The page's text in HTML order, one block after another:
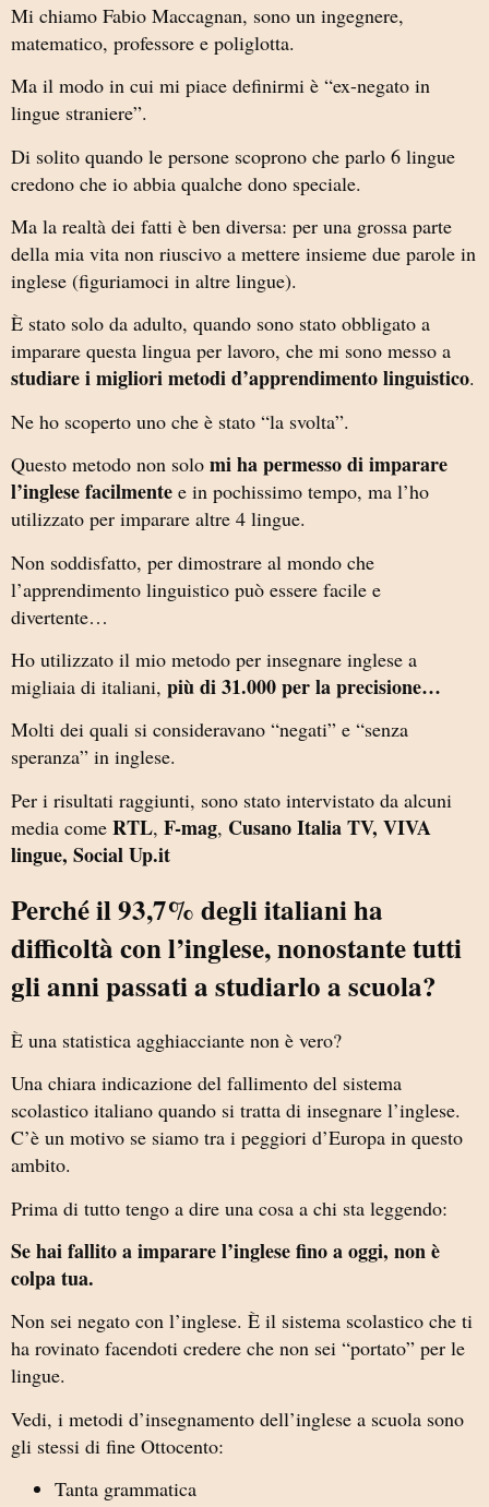
Mi chiamo Fabio Maccagnan, sono un ingegnere,
matematico, professore e poliglotta.
Ma il modo in cui mi piace definirmi è “ex-negato in
lingue straniere”.
Di solito quando le persone scoprono che parlo 6 lingue
credono che io abbia qualche dono speciale.
Ma la realtà dei fatti è ben diversa: per una grossa parte
della mia vita non riuscivo a mettere insieme due parole in
inglese (figuriamoci in altre lingue).
È stato solo da adulto, quando sono stato obbligato a
imparare questa lingua per lavoro, che mi sono messo a
studiare i migliori metodi d’apprendimento linguistico.
Ne ho scoperto uno che è stato “la svolta”.
Questo metodo non solo mi ha permesso di imparare
l’inglese facilmente e in pochissimo tempo, ma l’ho
utilizzato per imparare altre 4 lingue.
Non soddisfatto, per dimostrare al mondo che
l’apprendimento linguistico può essere facile e
divertente…
Ho utilizzato il mio metodo per insegnare inglese a
migliaia di italiani, più di 31.000 per la precisione…
Molti dei quali si consideravano “negati” e “senza
speranza” in inglese.
Per i risultati raggiunti, sono stato intervistato da alcuni
media come RTL, F-mag, Cusano Italia TV, VIVA
lingue, Social Up.it
Perché il 93,7% degli italiani ha
difficoltà con l’inglese, nonostante tutti
gli anni passati a studiarlo a scuola?
È una statistica agghiacciante non è vero?
Una chiara indicazione del fallimento del sistema
scolastico italiano quando si tratta di insegnare l’inglese.
C’è un motivo se siamo tra i peggiori d’Europa in questo
ambito.
Prima di tutto tengo a dire una cosa a chi sta leggendo:
Se hai fallito a imparare l’inglese fino a oggi, non è
colpa tua.
Non sei negato con l’inglese. È il sistema scolastico che ti
ha rovinato facendoti credere che non sei “portato” per le
lingue.
Vedi, i metodi d’insegnamento dell’inglese a scuola sono
gli stessi di fine Ottocento:
Tanta grammatica